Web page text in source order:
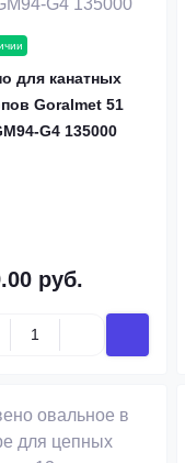
для канатных
Goralmet 51
G4 135000
руб.